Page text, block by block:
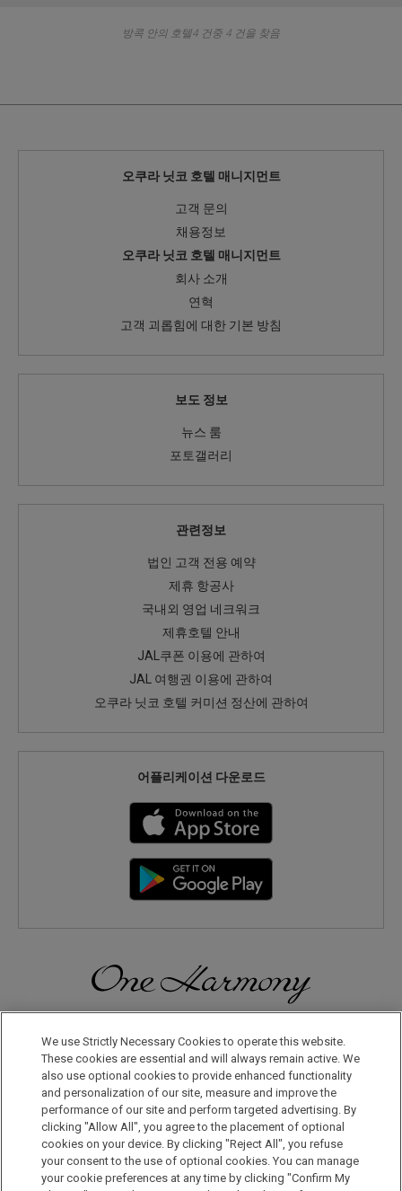
방콕 안의 호텔4 건중 4 건을 찾음
오쿠라 닛코 호텔 매니지먼트
고객 문의
채용정보
오쿠라 닛코 호텔 매니지먼트
회사 소개
연혁
고객 괴롭힘에 대한 기본 방침
보도 정보
뉴스 룸
포토갤러리
관련정보
법인 고객 전용 예약
제휴 항공사
국내외 영업 네크워크
제휴호텔 안내
JAL쿠폰 이용에 관하여
JAL 여행권 이용에 관하여
오쿠라 닛코 호텔 커미션 정산에 관하여
어플리케이션 다운로드
로 등록하시면 다양한 혜택을 누리실 수 있습니다.
회원 가입은 이곳으로
We use Strictly Necessary Cookies to operate this website.
These cookies are essential and will always remain active. We
also use optional cookies to provide enhanced functionality
and personalization of our site, measure and improve the
performance of our site and perform targeted advertising. By
clicking "Allow All", you agree to the placement of optional
cookies on your device. By clicking "Reject All", you refuse
your consent to the use of optional cookies. You can manage
your cookie preferences at any time by clicking "Confirm My